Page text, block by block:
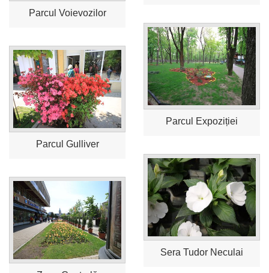
Parcul Voievozilor
Parcul Expoziției
Parcul Gulliver
Sera Tudor Neculai